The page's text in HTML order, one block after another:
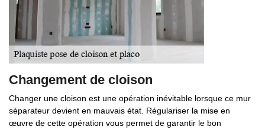
Changement de cloison
Changer une cloison est une opération inévitable lorsque ce mur
séparateur devient en mauvais état. Régulariser la mise en
œuvre de cette opération vous permet de garantir le bon